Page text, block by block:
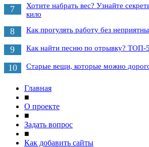
7
Хотите набрать вес? Узнайте
кило
8 Как прогулять работу без
9 Как найти песню по отрывку? ТОП-
10 Старые вещи, которые можно
Главная
■
О проекте
■
Задать вопрос
■
Как добавить сайты